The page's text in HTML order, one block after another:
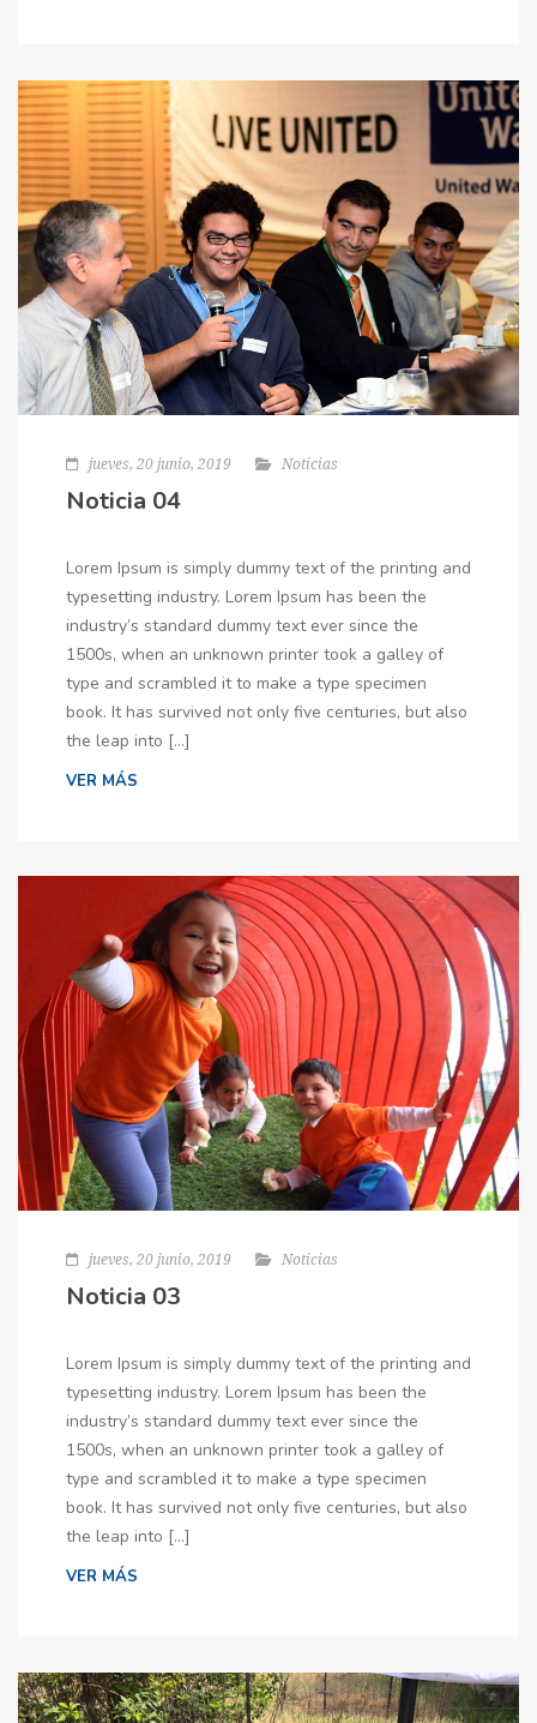
jueves, 20 junio, 2019 Noticias
Noticia 04
Lorem Ipsum is simply dummy text of the printing and
typesetting industry. Lorem Ipsum has been the
industry’s standard dummy text ever since the
1500s, when an unknown printer took a galley of
type and scrambled it to make a type specimen
book. It has survived not only five centuries, but also
the leap into […]
VER MÁS
jueves, 20 junio, 2019 Noticias
Noticia 03
Lorem Ipsum is simply dummy text of the printing and
typesetting industry. Lorem Ipsum has been the
industry’s standard dummy text ever since the
1500s, when an unknown printer took a galley of
type and scrambled it to make a type specimen
book. It has survived not only five centuries, but also
the leap into […]
VER MÁS